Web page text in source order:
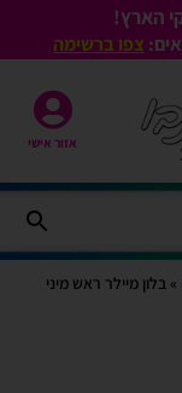
צפו ברשימה
אזור אישי
» בלון מיילר ראש מיני